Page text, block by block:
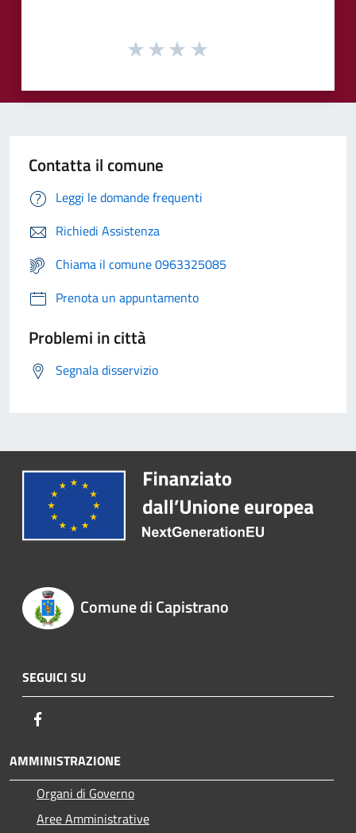
Contatta il comune
Leggi le domande frequenti
Richiedi Assistenza
Chiama il comune 0963325085
Prenota un appuntamento
Problemi in città
Segnala disservizio
Comune di Capistrano
SEGUICI SU
AMMINISTRAZIONE
Organi di Governo
Aree Amministrative